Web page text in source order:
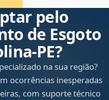
pelo
de Esgoto
na sua região?
ocorrências inesperadas
com suporte técnico